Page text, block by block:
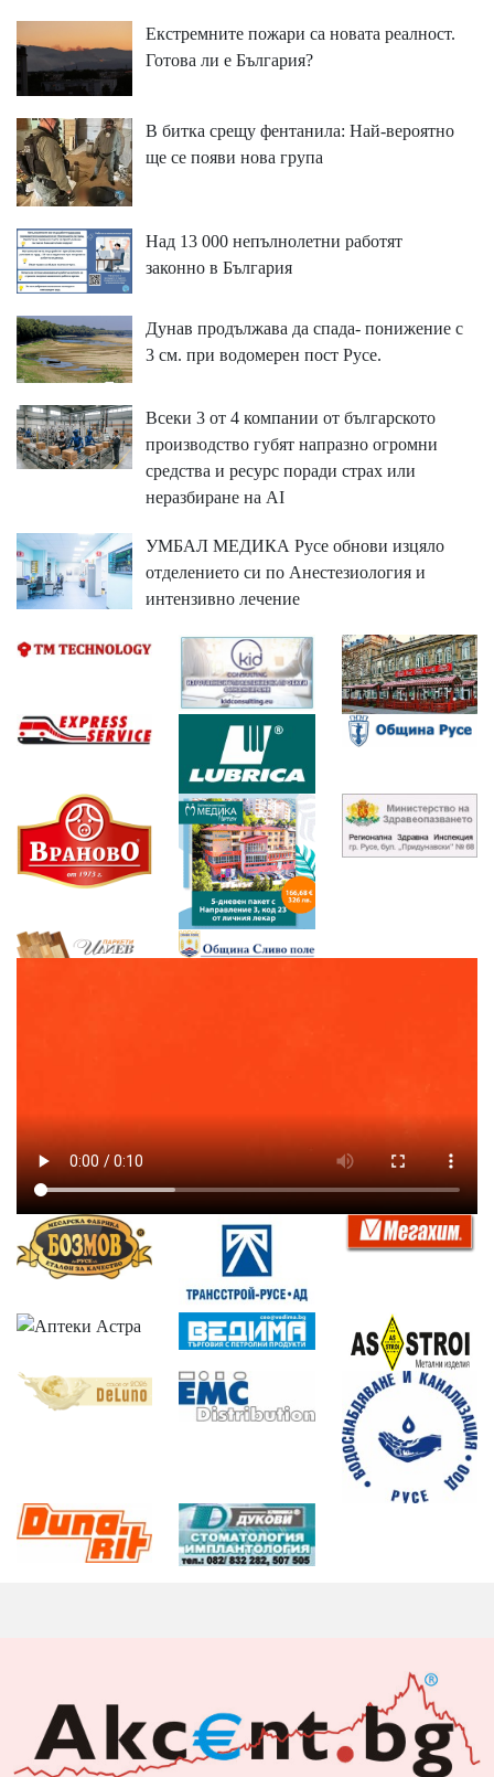
Екстремните пожари са новата реалност.
Готова ли е България?
В битка срещу фентанила: Най-вероятно
ще се появи нова група
Над 13 000 непълнолетни работят
законно в България
Дунав продължава да спада- понижение с
3 см. при водомерен пост Русе.
Всеки 3 от 4 компании от българското
производство губят напразно огромни
средства и ресурс поради страх или
неразбиране на AI
УМБАЛ МЕДИКА Русе обнови изцяло
отделението си по Анестезиология и
интензивно лечение